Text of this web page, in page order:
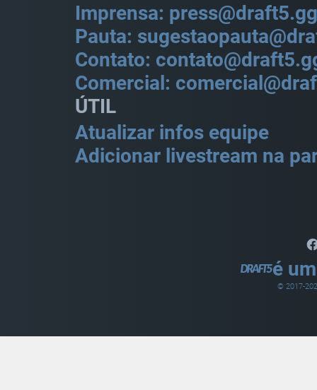
Imprensa: press@draft5.gg
Pauta:
Contato:
Comercial:
ÚTIL
Atualizar infos equipe
Adicionar livestream na
é
© 2017-